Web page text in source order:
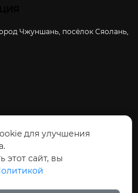
Чжуншань, посёлок Сяолань,
для улучшения
этот сайт, вы